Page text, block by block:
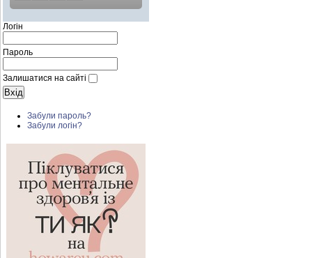
Логін
Пароль
Залишатися на сайті
Забули пароль?
Забули логін?